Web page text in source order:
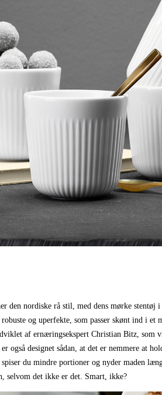
den nordiske rå stil, med dens mørke stentøj
og uperfekte, som passer skønt ind i
af ernæringsekspert Christian Bitz, som
designet sådan, at det er nemmere at
du mindre portioner og nyder maden
selvom det ikke er det. Smart, ikke?